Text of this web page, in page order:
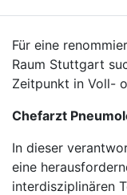
Für eine
Raum Stuttgart
Zeitpunkt in Voll-
Chefarzt
In dieser
eine
interdisziplinären